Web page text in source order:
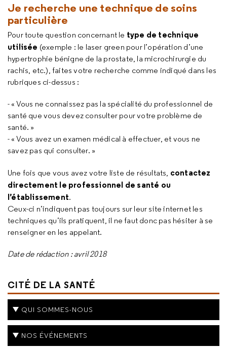
Je recherche une technique de soins
particulière
Pour toute question concernant le type de technique
utilisée (exemple : le laser green pour l’opération d’une
hypertrophie bénigne de la prostate, la microchirurgie du
rachis, etc.), faites votre recherche comme indiqué dans les
rubriques ci-dessus :
- « Vous ne connaissez pas la spécialité du professionnel de
santé que vous devez consulter pour votre problème de
santé. »
- « Vous avez un examen médical à effectuer, et vous ne
savez pas qui consulter. »
Une fois que vous avez votre liste de résultats, contactez
directement le professionnel de santé ou
l’établissement.
Ceux-ci n’indiquent pas toujours sur leur site internet les
techniques qu’ils pratiquent, il ne faut donc pas hésiter à se
renseigner en les appelant.
Date de rédaction : avril 2018
CITÉ DE LA SANTÉ
QUI SOMMES-NOUS
NOS ÉVÉNEMENTS